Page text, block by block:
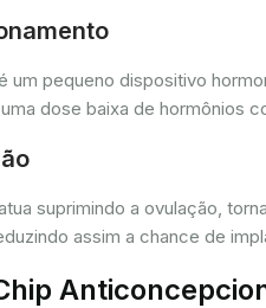
um pequeno dispositivo
dose baixa de hormônios
suprimindo a ovulação,
assim a chance de